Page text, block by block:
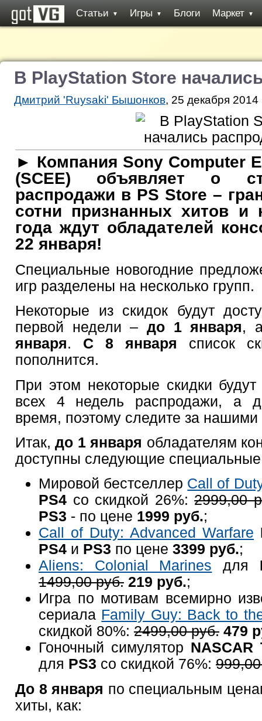
Статьи ▼ Игры ▼ Блоги Маркет ▼
В PlayStation Store
Дмитрий 'Ruysaki' Бышонков, 25 декабря 2014
► Компания Sony Computer
(SCEE) объявляет о
распродажи в PS Store –
сотни признанных хитов и
года ждут обладателей
22 января!
Специальные новогодние
игр разделены на несколько групп.
Некоторые из скидок будут
первой недели – до 1 января,
января. С 8 января список
пополнится.
При этом некоторые скидки будут
всех 4 недель распродажи, а
время, поэтому следите за
Итак,до 1 января обладателям
доступны следующие
Мировой бестселлер Call of
PS4 со скидкой 26%:2999,00
PS3 - по цене 1999 руб.;
Call of Duty: Advanced Warfare
PS4 и PS3 по цене 3399 руб.;
Aliens: Colonial Marines для
1499,00 руб. 219 руб.;
Игра по мотивам всемирно
сериала Family Guy: Back to
скидкой 80%: 2499,00 руб. 479
Гоночный симулятор
для PS3 со скидкой 76%:
До 8 января по специальным
хиты, как: